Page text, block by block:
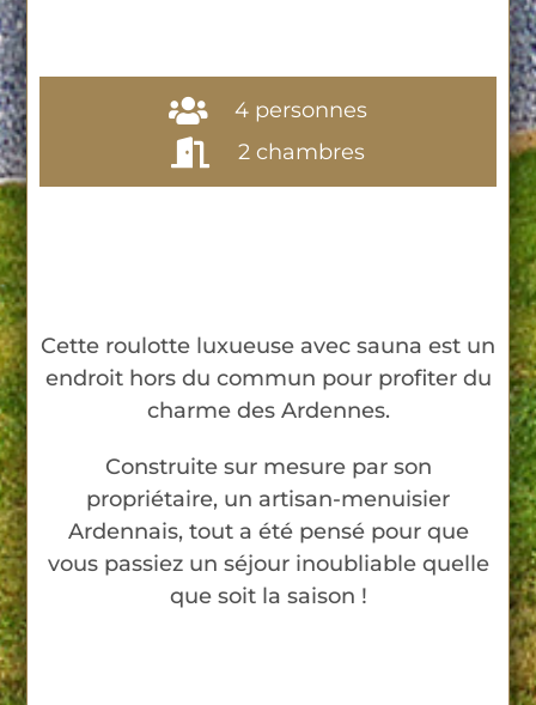
4 personnes
2 chambres
Cette roulotte luxueuse avec sauna est un
endroit hors du commun pour profiter du
charme des Ardennes.
Construite sur mesure par son
propriétaire, un artisan-menuisier
Ardennais, tout a été pensé pour que
vous passiez un séjour inoubliable quelle
que soit la saison !